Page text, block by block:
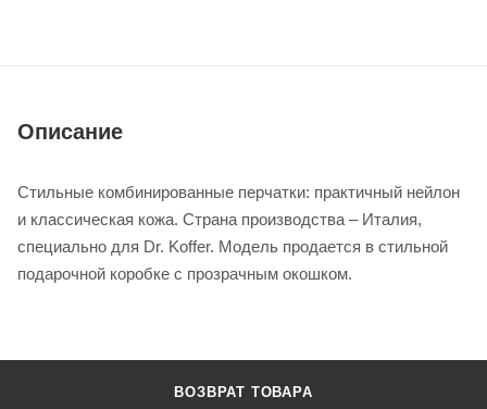
Описание
Стильные комбинированные перчатки: практичный нейлон
и классическая кожа. Страна производства – Италия,
специально для Dr. Koffer. Модель продается в стильной
подарочной коробке с прозрачным окошком.
ВОЗВРАТ ТОВАРА